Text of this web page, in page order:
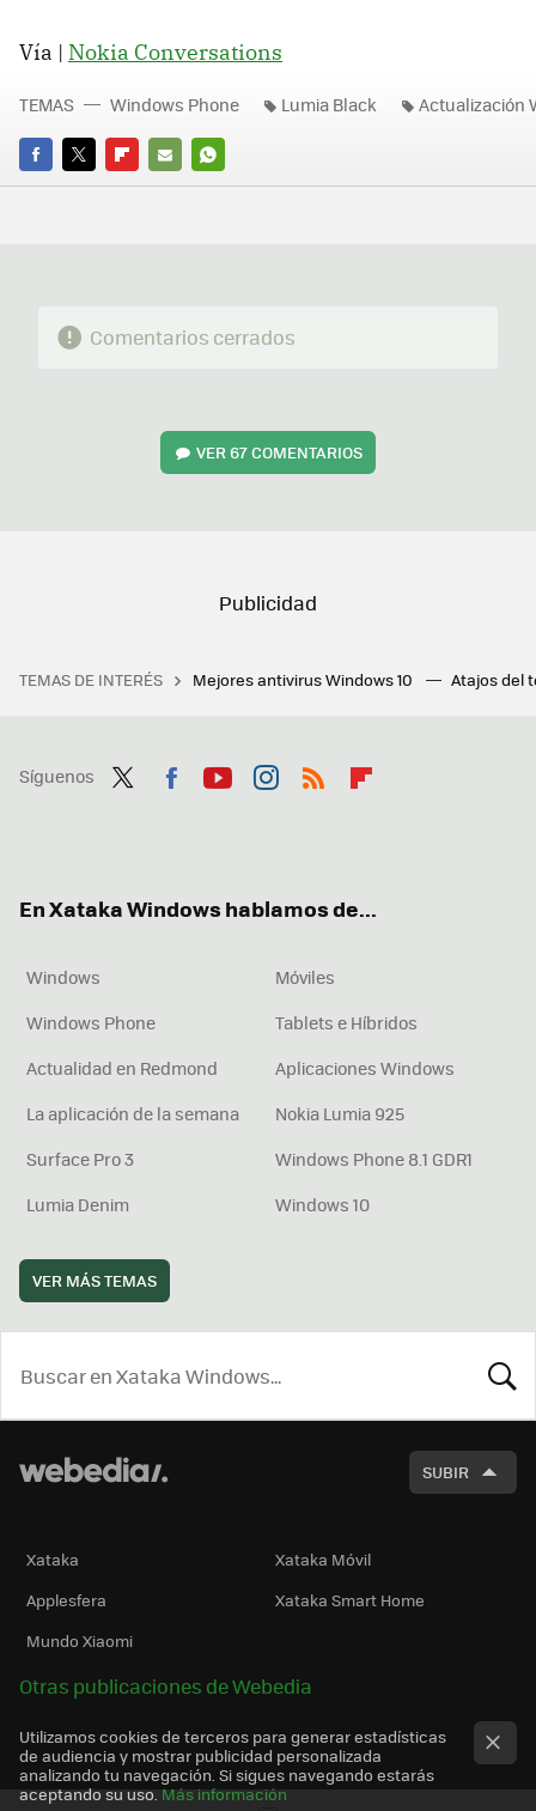
Vía | Nokia Conversations
FACEBOOK
TWITTERFLIPBOARD
E-
WHATSAPP
TEMAS Windows Phone Lumia Black Actualización
Comentarios cerrados
VER67 COMENTARIOS
TEMAS DE INTERÉS Mejores antivirus Windows 10 Atajos del
Síguenos
En Xataka Windows hablamos de...
Windows
Móviles
Windows Phone
Tablets e Híbridos
Actualidad en Redmond
Aplicaciones Windows
La aplicación de la semana
Nokia Lumia 925
Surface Pro 3
Windows Phone 8.1 GDR1
Lumia Denim
Windows 10
VER MÁS TEMAS
SUBIR
Xataka
Xataka Móvil
Applesfera
Xataka Smart Home
Mundo Xiaomi
Otras publicaciones de Webedia
Utilizamos cookies de terceros para generar estadísticas
de audiencia y mostrar publicidad personalizada
analizando tu navegación. Si sigues navegando estarás
aceptando su uso. Más información